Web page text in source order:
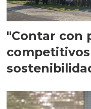
"Contar con
competitivos